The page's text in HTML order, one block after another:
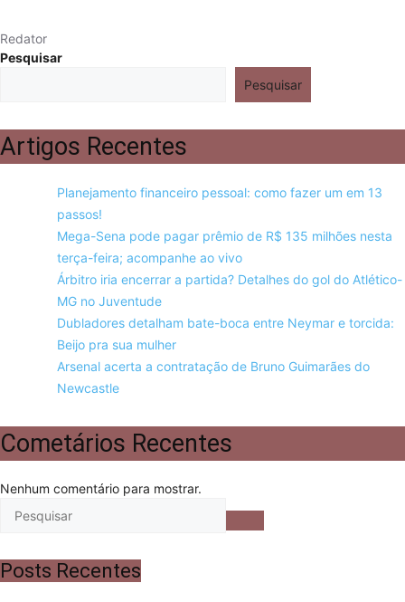
Redator
Pesquisar
Pesquisar
Artigos Recentes
Planejamento financeiro pessoal: como fazer um em 13
passos!
Mega-Sena pode pagar prêmio de R$ 135 milhões nesta
terça-feira; acompanhe ao vivo
Árbitro iria encerrar a partida? Detalhes do gol do Atlético-
MG no Juventude
Dubladores detalham bate-boca entre Neymar e torcida:
Beijo pra sua mulher
Arsenal acerta a contratação de Bruno Guimarães do
Newcastle
Cometários Recentes
Nenhum comentário para mostrar.
Posts Recentes